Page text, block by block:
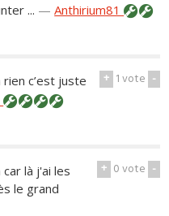
... —Anthirium81
+ 1vote -
c’est juste
+ 0vote -
là j'ai les
le grand